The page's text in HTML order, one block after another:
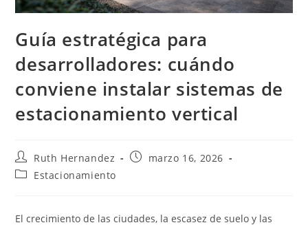
Guía estratégica para
desarrolladores: cuándo
conviene instalar sistemas de
estacionamiento vertical
Autor
de
la
Ruth Hernandez
Publicación
marzo 16, 2026
Categoría
entrada:
Estacionamiento
El crecimiento de las ciudades, la escasez de suelo y las